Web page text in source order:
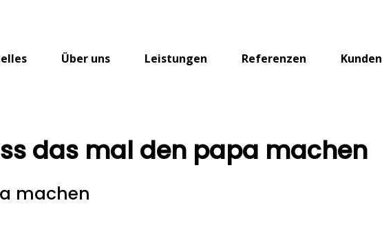
Über uns Leistungen Referenzen Kunden
das mal den papa machen
machen